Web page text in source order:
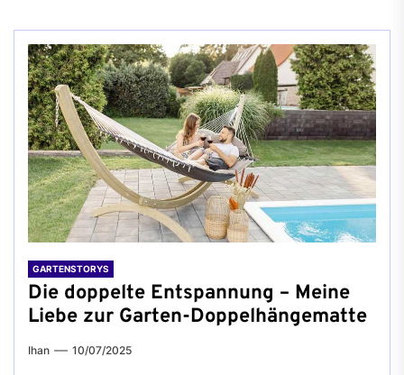
GARTENSTORYS
Die doppelte Entspannung – Meine
Liebe zur Garten-Doppelhängematte
Ihan 10/07/2025